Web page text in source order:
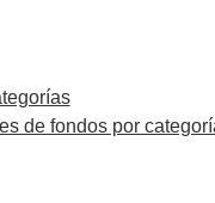
de fondos por